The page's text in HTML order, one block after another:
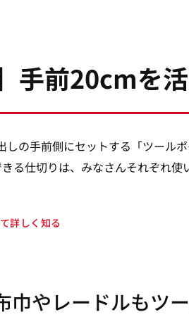
手前20cmを
しの手前側にセットする「ツール
る仕切りは、みなさんそれぞれ使
詳しく知る
巾やレードルもツ